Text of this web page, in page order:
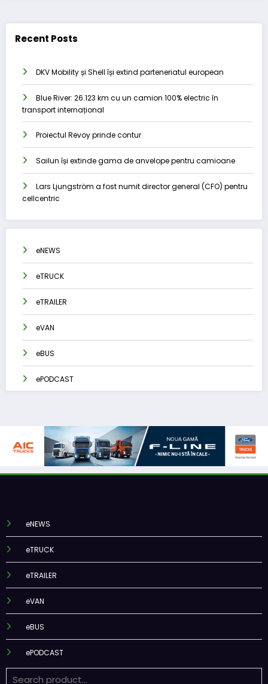
Recent Posts
DKV Mobility și Shell își extind parteneriatul european
Blue River: 26.123 km cu un camion 100% electric în
transport internațional
Proiectul Revoy prinde contur
Sailun își extinde gama de anvelope pentru camioane
Lars Ljungström a fost numit director general (CFO) pentru
cellcentric
eNEWS
eTRUCK
eTRAILER
eVAN
eBUS
ePODCAST
eNEWS
eTRUCK
eTRAILER
eVAN
eBUS
ePODCAST